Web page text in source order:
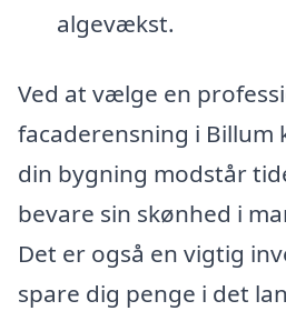
algevækst.
Ved at vælge en
facaderensning i Billum
din bygning modstår
bevare sin skønhed i
Det er også en vigtig
spare dig penge i det